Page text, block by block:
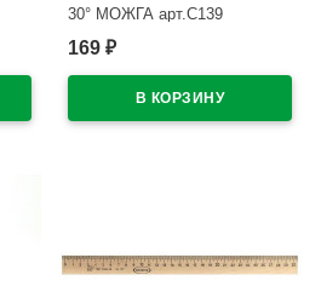
30° МОЖГА арт.С139
В наличии
169 ₽